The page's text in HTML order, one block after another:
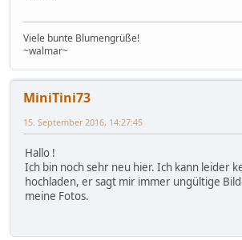
Viele bunte Blumengrüße!
~walmar~
MiniTini73
15. September 2016, 14:27:45
Hallo !
Ich bin noch sehr neu hier. Ich kann leider
hochladen, er sagt mir immer ungültige
meine Fotos.